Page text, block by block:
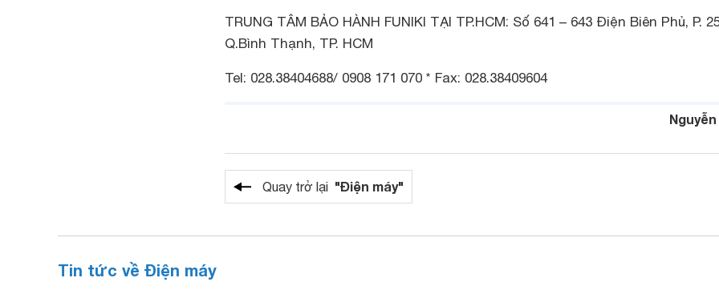
TRUNG TÂM BẢO HÀNH FUNIKI TẠI TP.HCM: Số 641 – 643 Điện Biên Phủ, P.
Q.Bình Thạnh, TP. HCM
Tel: 028.38404688/ 0908 171 070 * Fax: 028.38409604
Quay trở lại "Điện máy"
Tin tức về Điện máy